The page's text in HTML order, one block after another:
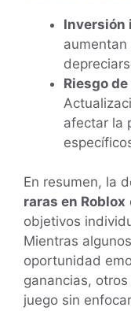
Inversión
aumentan
Riesgo
afectar la
En resumen, la
raras en Roblox
objetivos
Mientras
oportunidad
ganancias,
juego sin